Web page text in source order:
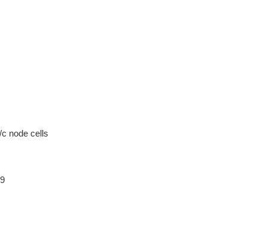
node cells